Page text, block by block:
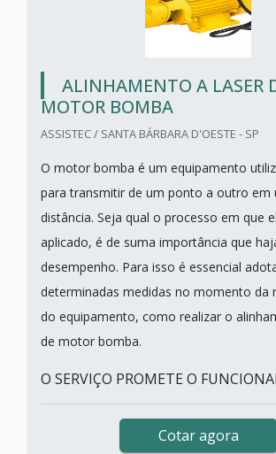
ALINHAMENTO A LASER
MOTOR BOMBA
ASSISTEC / SANTA BÁRBARA D'OESTE - SP
O motor bomba é um equipamento
para transmitir de um ponto a outro em
distância. Seja qual o processo em que
aplicado, é de suma importância que
desempenho. Para isso é essencial
determinadas medidas no momento da
do equipamento, como realizar o
de motor bomba.
O SERVIÇO PROMETE O
Cotar agora